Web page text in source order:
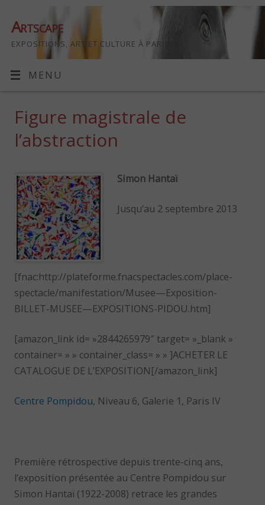
Artscape
EXPOSITIONS, ART ET CULTURE À PARIS
MENU
Figure magistrale de
l’abstraction
Simon Hantaï
Jusqu’au 2 septembre 2013
[fnac:http://plateforme.fnacspectacles.com/place-
spectacle/manifestation/Musee—Exposition-
BILLET-MUSEE—EXPOSITIONS-PIDOU.htm]
[amazon_link id= »2844265979″ target= »_blank »
container= » » container_class= » » ]ACHETER LE
CATALOGUE DE L’EXPOSITION[/amazon_link]
Centre Pompidou, Niveau 6, Galerie 1, Paris IV
Première rétrospective depuis trente-cinq ans,
l’exposition présentée au Centre Pompidou sur
Simon Hantaï (1922-2008) retrace les grandes